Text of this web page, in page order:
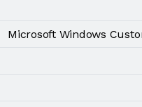
Microsoft Windows